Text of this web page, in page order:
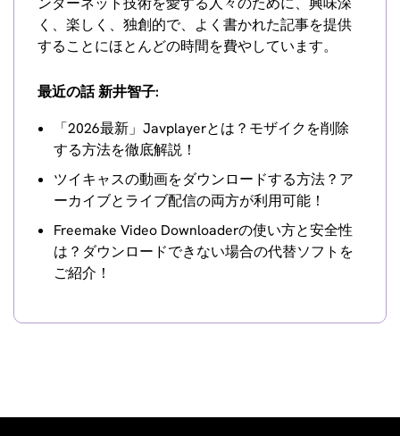
く、楽しく、独創的で、よく書かれた記事を提供
することにほとんどの時間を費やしています。
最近の話 新井智子:
「2026最新」Javplayerとは？モザイクを削除
する方法を徹底解説！
ツイキャスの動画をダウンロードする方法？ア
ーカイブとライブ配信の両方が利用可能！
Freemake Video Downloaderの使い方と安全性
は？ダウンロードできない場合の代替ソフトを
ご紹介！